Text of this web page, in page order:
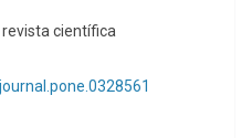
científica